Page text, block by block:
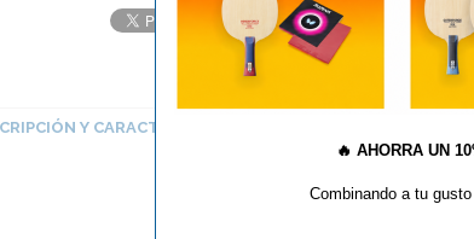
Y CARACTERÍSTICAS
Goma
🔥 AHORRA UN
Combinando a tu